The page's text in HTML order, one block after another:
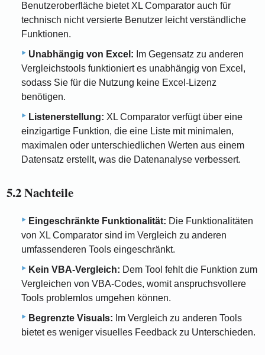
Benutzeroberfläche bietet XL Comparator auch für
technisch nicht versierte Benutzer leicht verständliche
Funktionen.
Unabhängig von Excel: Im Gegensatz zu anderen
Vergleichstools funktioniert es unabhängig von Excel,
sodass Sie für die Nutzung keine Excel-Lizenz
benötigen.
Listenerstellung: XL Comparator verfügt über eine
einzigartige Funktion, die eine Liste mit minimalen,
maximalen oder unterschiedlichen Werten aus einem
Datensatz erstellt, was die Datenanalyse verbessert.
5.2 Nachteile
Eingeschränkte Funktionalität: Die Funktionalitäten
von XL Comparator sind im Vergleich zu anderen
umfassenderen Tools eingeschränkt.
Kein VBA-Vergleich: Dem Tool fehlt die Funktion zum
Vergleichen von VBA-Codes, womit anspruchsvollere
Tools problemlos umgehen können.
Begrenzte Visuals: Im Vergleich zu anderen Tools
bietet es weniger visuelles Feedback zu Unterschieden.